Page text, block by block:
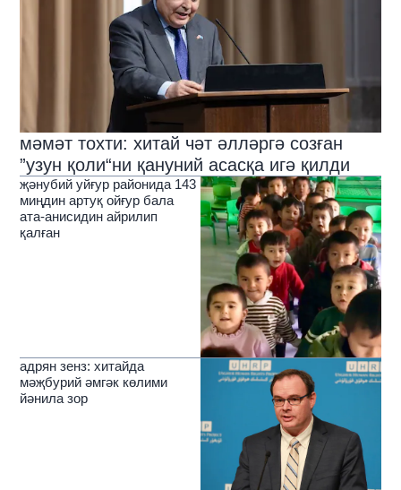
мәмәт тохти: хитай чәт әлләргә созған
”узун қоли“ни қануний асасқа игә қилди
җәнубий уйғур районида 143
миңдин артуқ ойғур бала
ата-анисидин айрилип
қалған
адрян зенз: хитайда
мәҗбурий әмгәк көлими
йәнила зор